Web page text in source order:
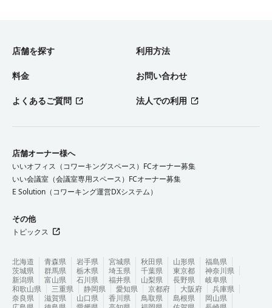
店舗を探す 利用方法
料金 お問い合わせ
よくあるご質問 法人での利用
店舗オーナー様へ
いいオフィス（コワーキングスペース）FCオーナー募集
いい会議室（会議室専用スペース）FCオーナー募集
E Solution（コワーキング運営DXシステム）
その他
トピックス
北海道 青森県 岩手県 宮城県 秋田県 山形県
福島県
茨城県
群馬県 栃木県 埼玉県 千葉県 東京都
神奈川県
新潟県
富山県 石川県 福井県 山梨県 長野県
岐阜県
和歌山県
三重県 静岡県 愛知県 京都府 大阪府
兵庫県
奈良県
滋賀県 山口県 香川県 鳥取県 島根県
岡山県